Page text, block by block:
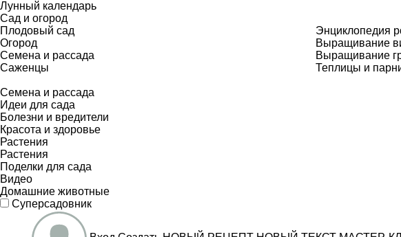
Лунный календарь
Сад и огород
Плодовый сад
Огород
Семена и рассада
Саженцы
Энциклопедия
Выращивание
Выращивание
Теплицы и
Семена и рассада
Идеи для сада
Болезни и вредители
Красота и здоровье
Растения
Растения
Поделки для сада
Видео
Домашние животные
Суперсадовник